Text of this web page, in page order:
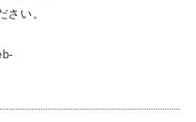
さい。